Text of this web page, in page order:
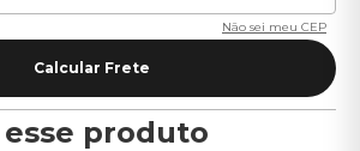
Não sei meu CEP
esse produto